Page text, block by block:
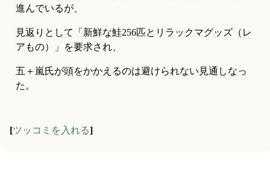
進んでいるが、
見返りとして「新鮮な鮭256匹とリラックマグッズ（レ
アもの）」を要求され、
五＋嵐氏が頭をかかえるのは避けられない見通しなっ
た。
[ツッコミを入れる]